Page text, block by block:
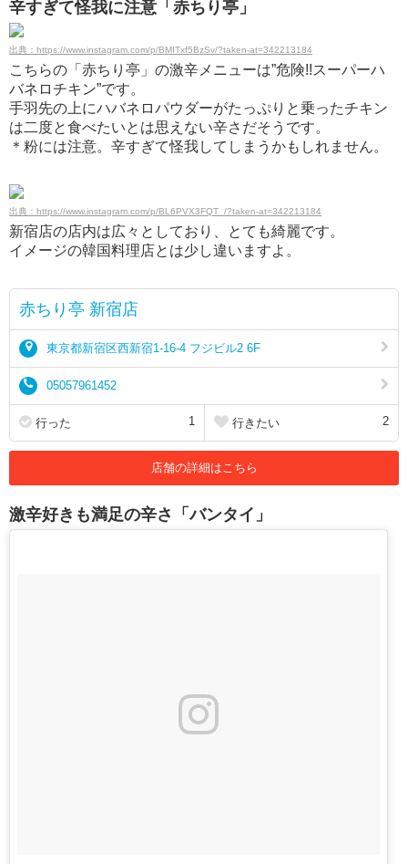
辛すぎて怪我に注意「赤ちり亭」
出典：https://www.instagram.com/p/BMITxf5BzSv/?taken-at=342213184
こちらの「赤ちり亭」の激辛メニューは”危険!!スーパーハ
バネロチキン”です。
手羽先の上にハバネロパウダーがたっぷりと乗ったチキン
は二度と食べたいとは思えない辛さだそうです。
＊粉には注意。辛すぎて怪我してしまうかもしれません。
出典：https://www.instagram.com/p/BL6PVX3FQT_/?taken-at=342213184
新宿店の店内は広々としており、とても綺麗です。
イメージの韓国料理店とは少し違いますよ。
赤ちり亭 新宿店
東京都新宿区西新宿1-16-4 フジビル2 6F
05057961452
行った 1 行きたい 2
店舗の詳細はこちら
激辛好きも満足の辛さ「バンタイ」